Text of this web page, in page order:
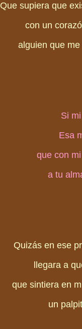
Que supiera que
con un
alguien que
Si
Esa
que con
a tu
Quizás en ese
llegara a
que sintiera en
un